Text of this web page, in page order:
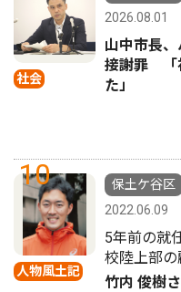
社会
2026.08.01
山中市長
接謝罪 「
た」
10
人物風土記
保土ケ谷区
2022.06.09
5年前の就
校陸上部の
竹内 俊樹